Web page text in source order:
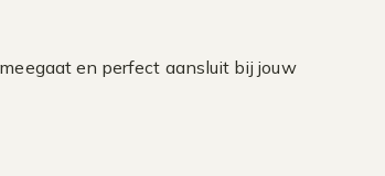
en perfect aansluit bij jouw